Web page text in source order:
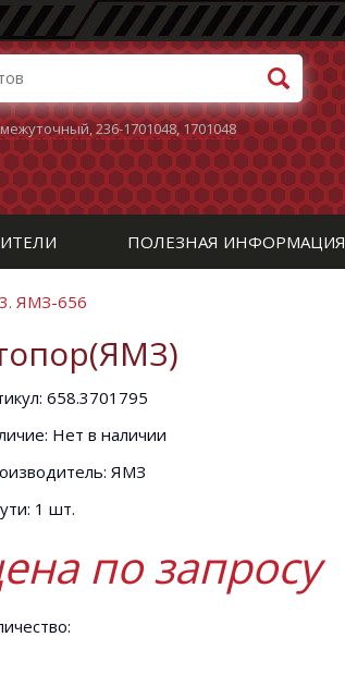
,236-1701048,1701048
ПОЛЕЗНАЯ ИНФОРМАЦИЯ
ЯМЗ-656
658.3701795
Нет в наличии
ЯМЗ
1 шт.
по запросу